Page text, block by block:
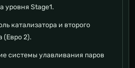
уровня Stage1.
катализатора и второго
(Евро 2).
системы улавливания паров